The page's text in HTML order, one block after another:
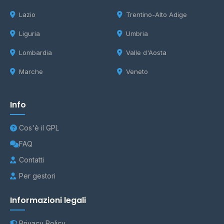
Lazio
Liguria
Lombardia
Marche
Trentino-Alto Adige
Umbria
Valle d'Aosta
Veneto
Info
Cos'è il GPL
FAQ
Contatti
Per gestori
Informazioni legali